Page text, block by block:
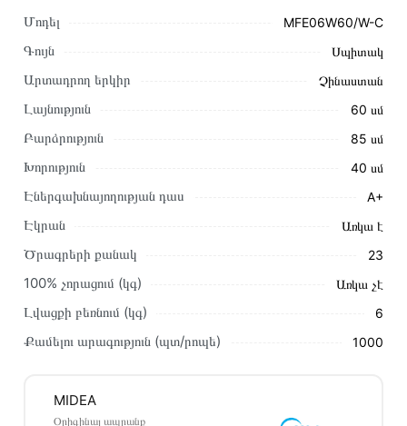
Այս ապրանքը գնելու համար սեղմեք
զամբյուղին»
կամ սեղմեք
Կարող եք նաև պատվիրել՝ զանգահարելով կայքում նշված
կոնտակտային համարներին։
MFE06W60/W-C առաքման և վճարման պայմանները
վավեր են և իրական են Հայաստանի ողջ տարածքում։
Մոդել MFE06W60/W-C
Գույն Սպիտակ
Արտադրող երկիր Չինաստան
Լայնություն 60 սմ
Բարձրություն 85 սմ
Խորություն 40 սմ
Էներգախնայողության դաս A+
Էկրան Առկա է
Ծրագրերի քանակ 23
100% չորացում (կգ) Առկա չէ
Լվացքի բեռնում (կգ) 6
Քամելու արագություն (պտ/րոպե) 1000
MIDEA
Օրիգինալ ապրանք